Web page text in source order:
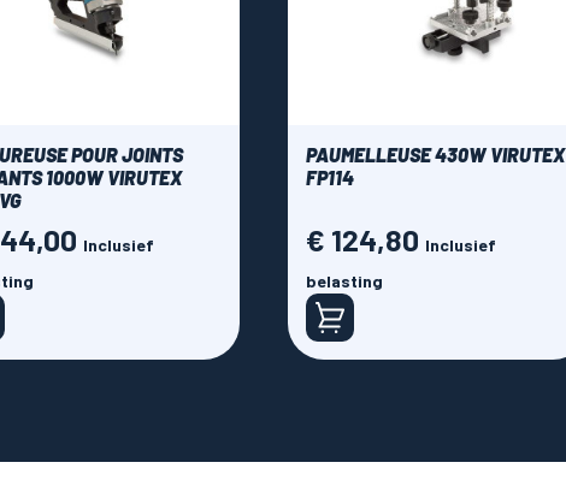
POUR JOINTS
1000W VIRUTEX
Inclusief
PAUMELLEUSE 430W VIRUTEX
FP114
Prijs
€ 124,80 Inclusief
belasting